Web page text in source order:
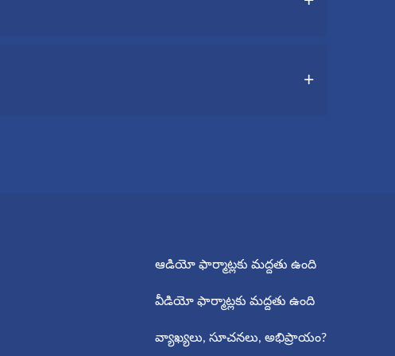
ఇమెయిల్ ద్వారా మీ ట్రాన్స్ క్రిప్షన్ ను పొందడానికి
ఆడియో ఫార్మాట్లకు మద్దతు ఉంది
వీడియో ఫార్మాట్లకు మద్దతు ఉంది
వ్యాఖ్యలు, సూచనలు, అభిప్రాయం?